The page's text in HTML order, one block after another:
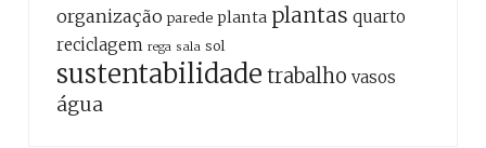
organização parede planta plantas quarto
reciclagem rega sala sol
sustentabilidade trabalho vasos
água